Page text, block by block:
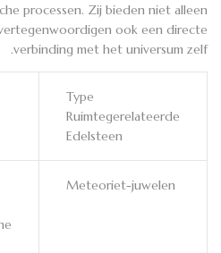
processen. Zij bieden niet alleen
ook een directe
verbinding met het universum zelf.
Type
Ruimtegerelateerde
Edelsteen
Meteoriet-juwelen